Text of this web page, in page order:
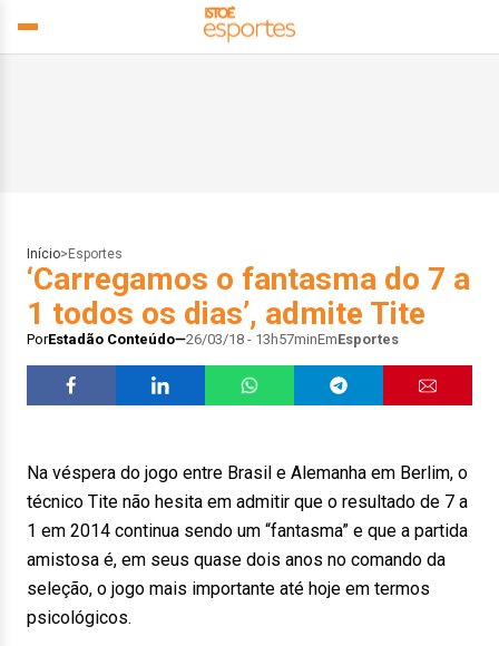
Início> Esportes
‘Carregamos o fantasma do 7 a
1 todos os dias’, admite Tite
PorEstadão Conteúdo 26/03/18 - 13h57minEmEsportes
Na véspera do jogo entre Brasil e Alemanha em Berlim, o
técnico Tite não hesita em admitir que o resultado de 7 a
1 em 2014 continua sendo um “fantasma” e que a partida
amistosa é, em seus quase dois anos no comando da
seleção, o jogo mais importante até hoje em termos
psicológicos.